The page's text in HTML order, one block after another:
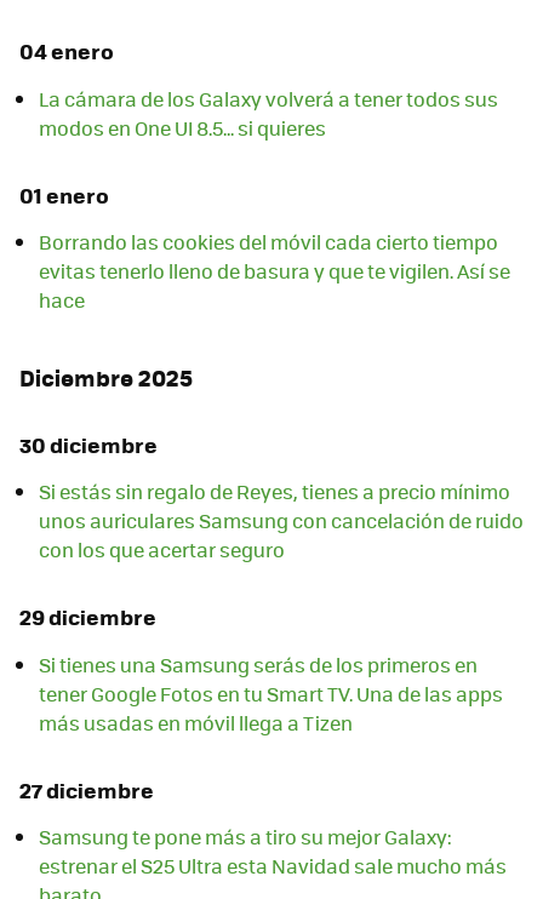
04 enero
La cámara de los Galaxy volverá a tener todos sus
modos en One UI 8.5... si quieres
01 enero
Borrando las cookies del móvil cada cierto tiempo
evitas tenerlo lleno de basura y que te vigilen. Así se
hace
Diciembre 2025
30 diciembre
Si estás sin regalo de Reyes, tienes a precio mínimo
unos auriculares Samsung con cancelación de ruido
con los que acertar seguro
29 diciembre
Si tienes una Samsung serás de los primeros en
tener Google Fotos en tu Smart TV. Una de las apps
más usadas en móvil llega a Tizen
27 diciembre
Samsung te pone más a tiro su mejor Galaxy:
estrenar el S25 Ultra esta Navidad sale mucho más